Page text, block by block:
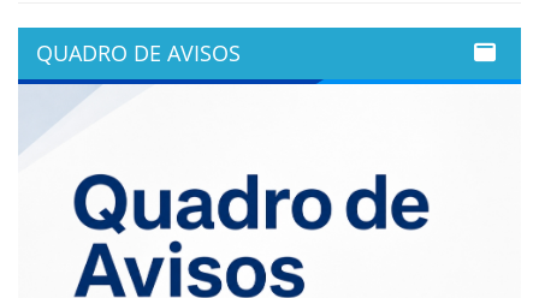
QUADRO DE AVISOS